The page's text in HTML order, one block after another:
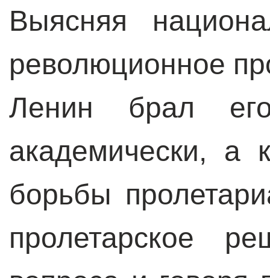
Выясняя
революционное
Ленин брал
академически, а
борьбы
пролетарское